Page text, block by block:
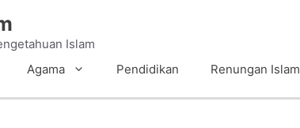
Islam
Agama
Pendidikan Renungan Islam